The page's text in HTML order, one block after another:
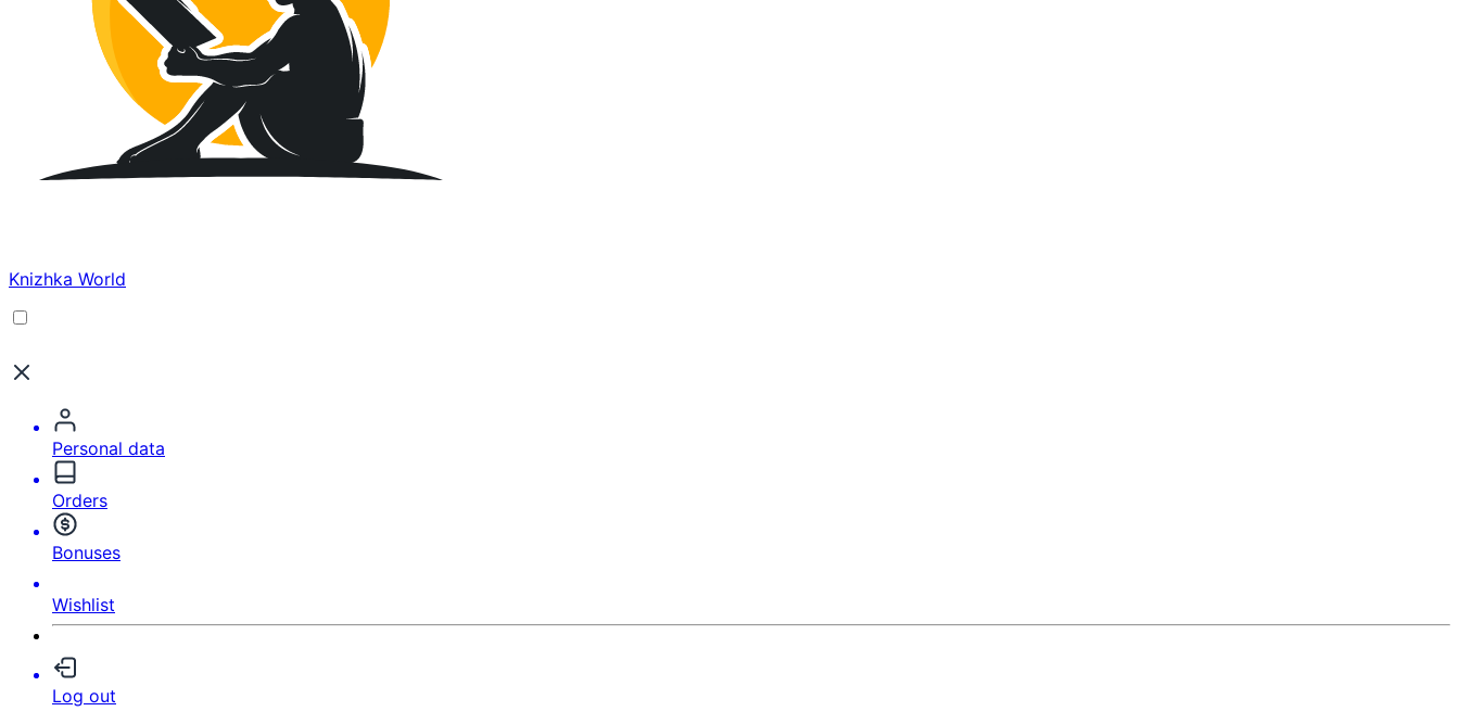
Knizhka World
Personal data
Orders
Bonuses
Wishlist
Log out